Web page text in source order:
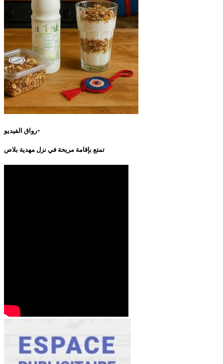
رواق الفيديو+
تمتع بإقامة مريحة في نزل مهدية بلاص